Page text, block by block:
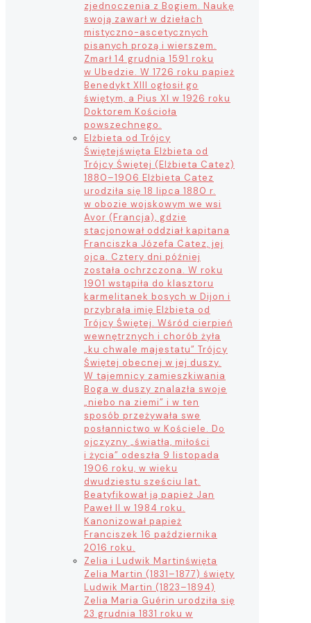
zjednoczenia z Bogiem. Naukę
swoją zawarł w dziełach
mistyczno-ascetycznych
pisanych prozą i wierszem.
Zmarł 14 grudnia 1591 roku
w Ubedzie. W 1726 roku papież
Benedykt XIII ogłosił go
świętym, a Pius XI w 1926 roku
Doktorem Kościoła
powszechnego.
Elżbieta od Trójcy
Świętejświęta Elżbieta od
Trójcy Świętej (Elżbieta Catez)
1880–1906 Elżbieta Catez
urodziła się 18 lipca 1880 r.
w obozie wojskowym we wsi
Avor (Francja), gdzie
stacjonował oddział kapitana
Franciszka Józefa Catez, jej
ojca. Cztery dni później
została ochrzczona. W roku
1901 wstąpiła do klasztoru
karmelitanek bosych w Dijon i
przybrała imię Elżbieta od
Trójcy Świętej. Wśród cierpień
wewnętrznych i chorób żyła
„ku chwale majestatu” Trójcy
Świętej obecnej w jej duszy.
W tajemnicy zamieszkiwania
Boga w duszy znalazła swoje
„niebo na ziemi” i w ten
sposób przeżywała swe
posłannictwo w Kościele. Do
ojczyzny „światła, miłości
i życia” odeszła 9 listopada
1906 roku, w wieku
dwudziestu sześciu lat.
Beatyfikował ją papież Jan
Paweł II w 1984 roku.
Kanonizował papież
Franciszek 16 października
2016 roku.
Zelia i Ludwik Martinświęta
Zelia Martin (1831–1877) święty
Ludwik Martin (1823–1894)
Zelia Maria Guérin urodziła się
23 grudnia 1831 roku w